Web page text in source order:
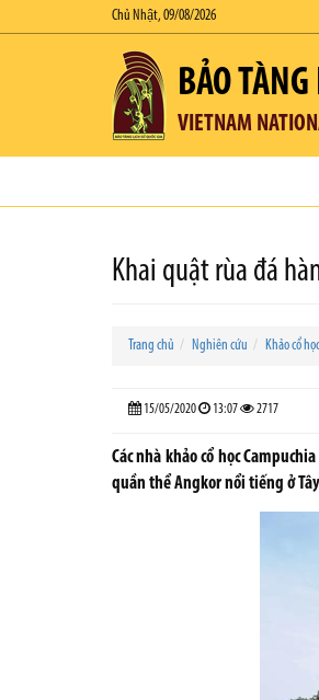
Chủ Nhật, 09/08/2026
BẢO
VIETNAM
Khai quật rùa đá
Trang chủ Nghiên cứu Khảo cổ học
15/05/2020 13:07 2717
Các nhà khảo cổ học
quần thể Angkor nổi tiếng ở